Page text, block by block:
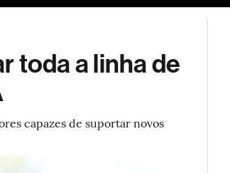
toda a linha de
capazes de suportar novos